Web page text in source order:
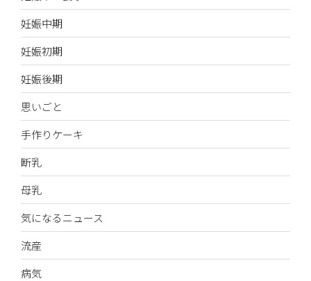
妊娠中期
妊娠初期
妊娠後期
思いごと
手作りケーキ
断乳
母乳
気になるニュース
流産
病気